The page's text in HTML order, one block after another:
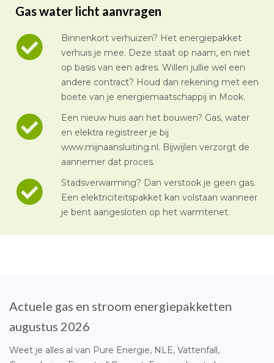
Gas water licht aanvragen
Binnenkort verhuizen? Het energiepakket
verhuis je mee. Deze staat op naam, en niet
op basis van een adres. Willen jullie wel een
andere contract? Houd dan rekening met een
boete van je energiemaatschappij in Mook.
Een nieuw huis aan het bouwen? Gas, water
en elektra registreer je bij
www.mijnaansluiting.nl. Bijwijlen verzorgt de
aannemer dat proces.
Stadsverwarming? Dan verstook je geen gas.
Een elektriciteitspakket kan volstaan wanneer
je bent aangesloten op het warmtenet.
Actuele gas en stroom energiepakketten
augustus 2026
Weet je alles al van Pure Energie, NLE, Vattenfall,